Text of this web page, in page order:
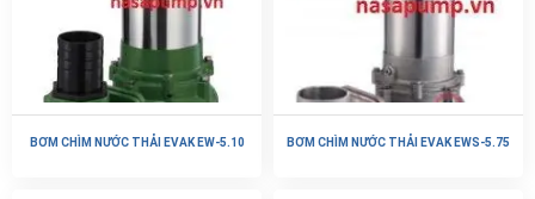
BƠM CHÌM NƯỚC THẢI EVAK EW-5.10 BƠM CHÌM NƯỚC THẢI EVAK EWS-5.75